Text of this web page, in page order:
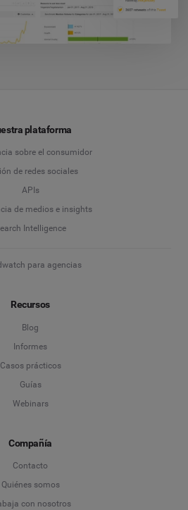
plataforma
sobre el consumidor
de redes sociales
APIs
de medios e insights
Intelligence
para agencias
Recursos
Blog
Informes
Casos prácticos
Guías
Webinars
Compañía
Contacto
Quiénes somos
con nosotros